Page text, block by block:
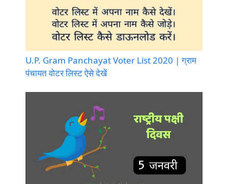
U.P. Gram Panchayat Voter List 2020 | ग्राम
पंचायत वोटर लिस्ट ऐसे देखें